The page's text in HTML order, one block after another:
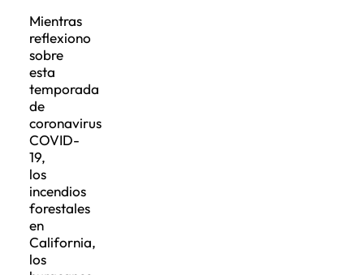
Mientras
reflexiono
sobre
esta
temporada
de
coronavirus
COVID-
19,
los
incendios
forestales
en
California,
los